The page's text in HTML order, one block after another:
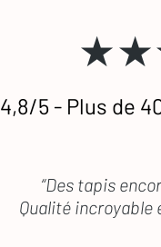
4,8/5 - Plus de
“Des tapis
Qualité incroyable